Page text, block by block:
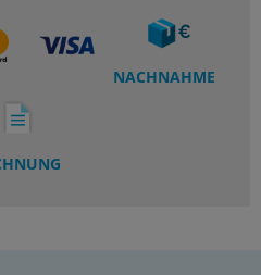
NACHNAHME